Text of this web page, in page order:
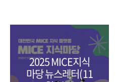
2025 MICE지식
마당 뉴스레터(11